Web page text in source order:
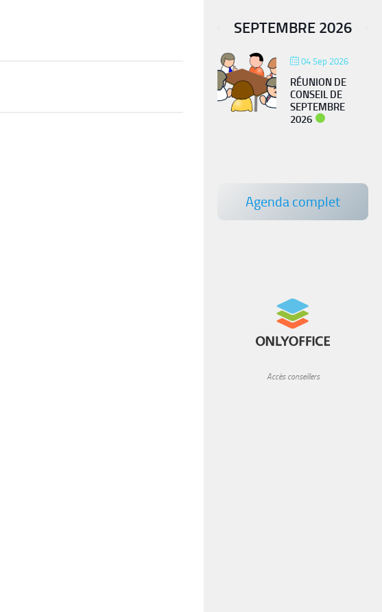
SEPTEMBRE 2026
04 Sep 2026
RÉUNION DE
CONSEIL DE
SEPTEMBRE
2026
Agenda complet
Accès conseillers